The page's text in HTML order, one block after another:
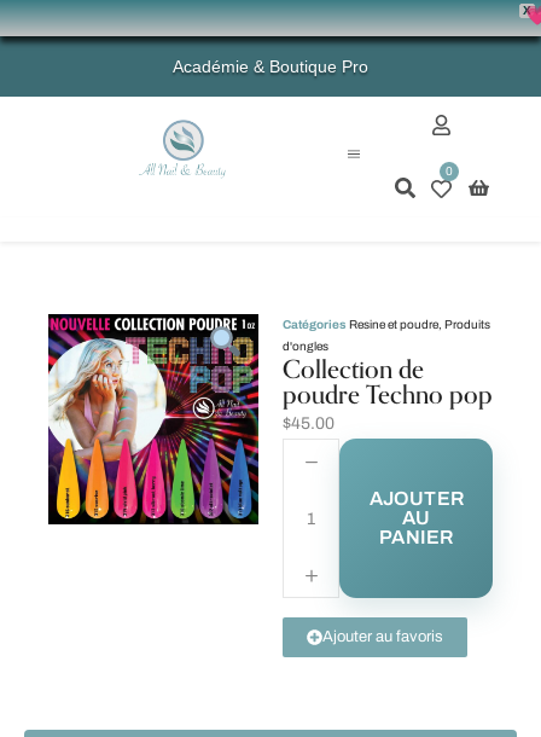
X
💗
Académie & Boutique Pro
0
Catégories Resine et poudre Produits
d'ongles
Collection de
poudre Techno pop
$45.00
AJOUTER
AU
PANIER
Ajouter au favoris